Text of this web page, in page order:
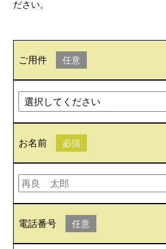
ださい。
ご用件 任意
お名前 必須
電話番号 任意